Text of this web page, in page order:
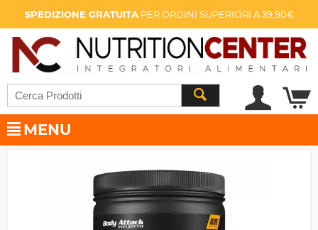
SPEDIZIONE GRATUITAPER ORDINI SUPERIORI A 39,90€
MENU